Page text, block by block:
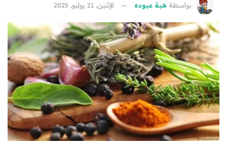
بواسطة هبة عبوده الإثنين, 21 يوليو, 2025